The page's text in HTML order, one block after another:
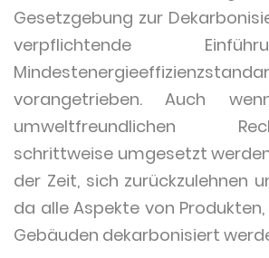
Gesetzgebung zur
verpflichtende
vorangetrieben. Auch
umweltfreundlichen
schrittweise umgesetzt
der Zeit, sich zurückzulehnen
da alle Aspekte von
Gebäuden dekarbonisiert